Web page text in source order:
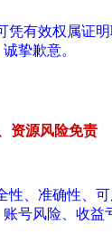
有效权属证
诚挚歉意。
资源风险免责
、准确性、
号风险、收益